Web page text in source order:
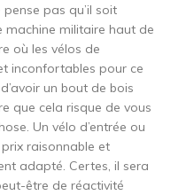
pas qu’il soit
machine militaire haut de
où les vélos de
inconfortables pour ce
un bout de bois
que cela risque de vous
Un vélo d’entrée ou
raisonnable et
adapté. Certes, il sera
être de réactivité